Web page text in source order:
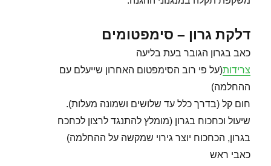
דלקת גרון – סימפטומים
כאב בגרון הגובר בעת בליעה
צרידות(על פי רוב הסימפטום האחרון שייעלם עם
ההחלמה)
חום קל (בדרך כלל עד שלושים ושמונה מעלות).
שיעול וכחכוח בגרון (מומלץ להתנגד לרצון לכחכח
בגרון, הכחכוח יוצר גירוי שמקשה על ההחלמה)
כאבי ראש